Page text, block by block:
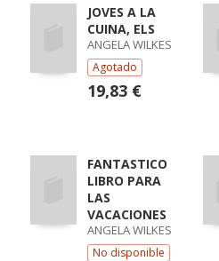
JOVES A LA
CUINA, ELS
ANGELA WILKES
Agotado
19,83 €
FANTASTICO
LIBRO PARA
LAS
VACACIONES
ANGELA WILKES
No disponible